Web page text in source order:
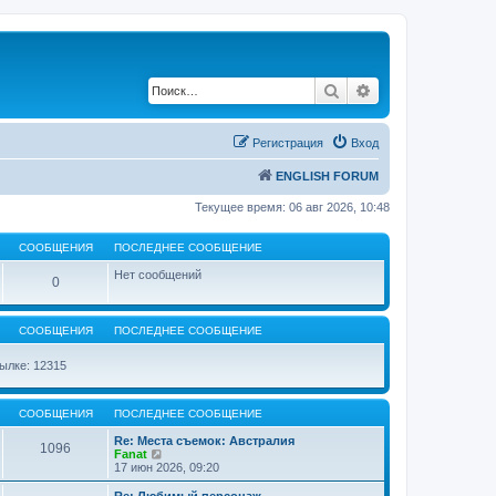
Поиск
Вход
Регистрация
ENGLISH FORUM
Текущее время: 06 авг 2026, 10:48
СООБЩЕНИЯ ПОСЛЕДНЕЕ СООБЩЕНИЕ
0 Нет сообщений
СООБЩЕНИЯ ПОСЛЕДНЕЕ СООБЩЕНИЕ
12315
СООБЩЕНИЯ ПОСЛЕДНЕЕ СООБЩЕНИЕ
1096
Re: Места съемок: Австралия
Fanat
е
р
е
17 июн 2026, 09:20